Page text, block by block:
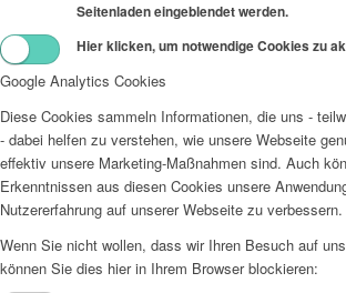
Seitenladen eingeblendet werden.
Hier klicken, um notwendige Cookies zu
Google Analytics Cookies
Diese Cookies sammeln Informationen, die uns -
- dabei helfen zu verstehen, wie unsere Webseite
effektiv unsere Marketing-Maßnahmen sind. Auch
Erkenntnissen aus diesen Cookies unsere
Nutzererfahrung auf unserer Webseite zu verbessern.
Wenn Sie nicht wollen, dass wir Ihren Besuch auf
können Sie dies hier in Ihrem Browser blockieren: